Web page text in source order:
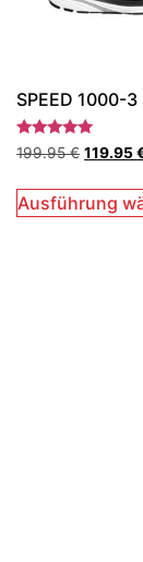
SPEED 1000-3
Bewertet
mit
von 5
199.95€ 119.95
Ausführung